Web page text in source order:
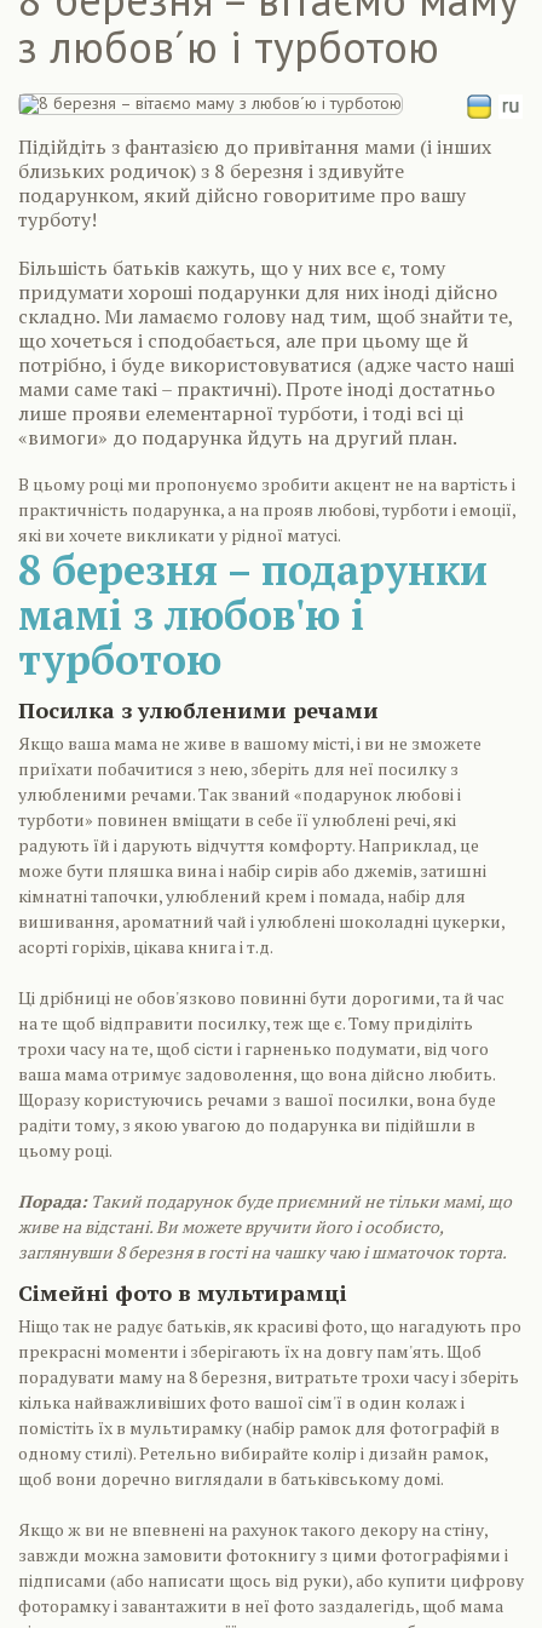
з любов´ю і турботою
Підійдіть з фантазією до привітання мами (і інших
близьких родичок) з 8 березня і здивуйте
подарунком, який дійсно говоритиме про вашу
турботу!
Більшість батьків кажуть, що у них все є, тому
придумати хороші подарунки для них іноді дійсно
складно. Ми ламаємо голову над тим, щоб знайти те,
що хочеться і сподобається, але при цьому ще й
потрібно, і буде використовуватися (адже часто наші
мами саме такі – практичні). Проте іноді достатньо
лише прояви елементарної турботи, і тоді всі ці
«вимоги» до подарунка йдуть на другий план.
В цьому році ми пропонуємо зробити акцент не на вартість і
практичність подарунка, а на прояв любові, турботи і емоції,
які ви хочете викликати у рідної матусі.
8 березня – подарунки
мамі з любов'ю і
турботою
Посилка з улюбленими речами
Якщо ваша мама не живе в вашому місті, і ви не зможете
приїхати побачитися з нею, зберіть для неї посилку з
улюбленими речами. Так званий «подарунок любові і
турботи» повинен вміщати в себе її улюблені речі, які
радують їй і дарують відчуття комфорту. Наприклад, це
може бути пляшка вина і набір сирів або джемів, затишні
кімнатні тапочки, улюблений крем і помада, набір для
вишивання, ароматний чай і улюблені шоколадні цукерки,
асорті горіхів, цікава книга і т.д.
Ці дрібниці не обов'язково повинні бути дорогими, та й час
на те щоб відправити посилку, теж ще є. Тому приділіть
трохи часу на те, щоб сісти і гарненько подумати, від чого
ваша мама отримує задоволення, що вона дійсно любить.
Щоразу користуючись речами з вашої посилки, вона буде
радіти тому, з якою увагою до подарунка ви підійшли в
цьому році.
Порада:Такий подарунок буде приємний не тільки мамі, що
живе на відстані. Ви можете вручити його і особисто,
заглянувши 8 березня в гості на чашку чаю і шматочок торта.
Сімейні фото в мультирамці
Ніщо так не радує батьків, як красиві фото, що нагадують про
прекрасні моменти і зберігають їх на довгу пам'ять. Щоб
порадувати маму на 8 березня, витратьте трохи часу і зберіть
кілька найважливіших фото вашої сім'ї в один колаж і
помістіть їх в мультирамку (набір рамок для фотографій в
одному стилі). Ретельно вибирайте колір і дизайн рамок,
щоб вони доречно виглядали в батьківському домі.
Якщо ж ви не впевнені на рахунок такого декору на стіну,
завжди можна замовити фотокнигу з цими фотографіями і
підписами (або написати щось від руки), або купити цифрову
фоторамку і завантажити в неї фото заздалегідь, щоб мама